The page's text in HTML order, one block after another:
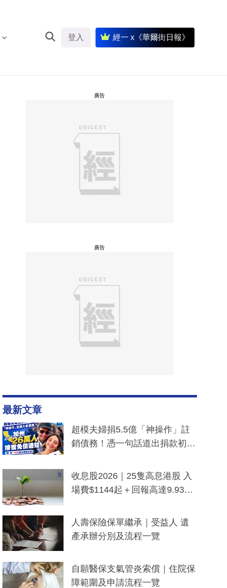
登入 經一 x《華爾街日報》
廣告
廣告
最新文章
超模夫婦捐5.5億「神操作」註
銷債務！憑一句話道出捐款初
一度被誤當詐騙手段
收息股2026｜25隻高息港股 入
場費$1144起＋回報高達9.93
人壽保險保單繼承｜受益人 遺
產承辦分別及流程一覽
自願醫保支氣管炎索償｜住院保
障範圍及申請流程一覽